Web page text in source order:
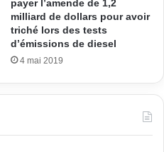
payer l’amende de 1,2
milliard de dollars pour avoir
triché lors des tests
d’émissions de diesel
4 mai 2019